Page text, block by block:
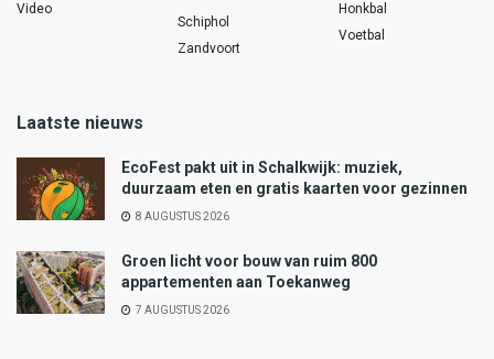
Video
Schiphol
Zandvoort
Honkbal
Voetbal
Laatste nieuws
EcoFest pakt uit in Schalkwijk: muziek,
duurzaam eten en gratis kaarten voor gezinnen
8 AUGUSTUS 2026
Groen licht voor bouw van ruim 800
appartementen aan Toekanweg
7 AUGUSTUS 2026